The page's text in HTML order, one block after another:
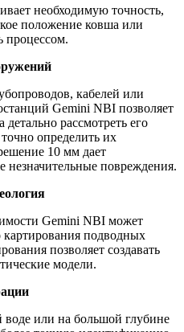
необходимую точность,
положение ковша или
процессом.
кабелей или
Gemini NBI позволяет
рассмотреть его
определить их
10 мм дает
незначительные повреждения.
Gemini NBI может
картирования подводных
позволяет создавать
модели.
или на большой глубине